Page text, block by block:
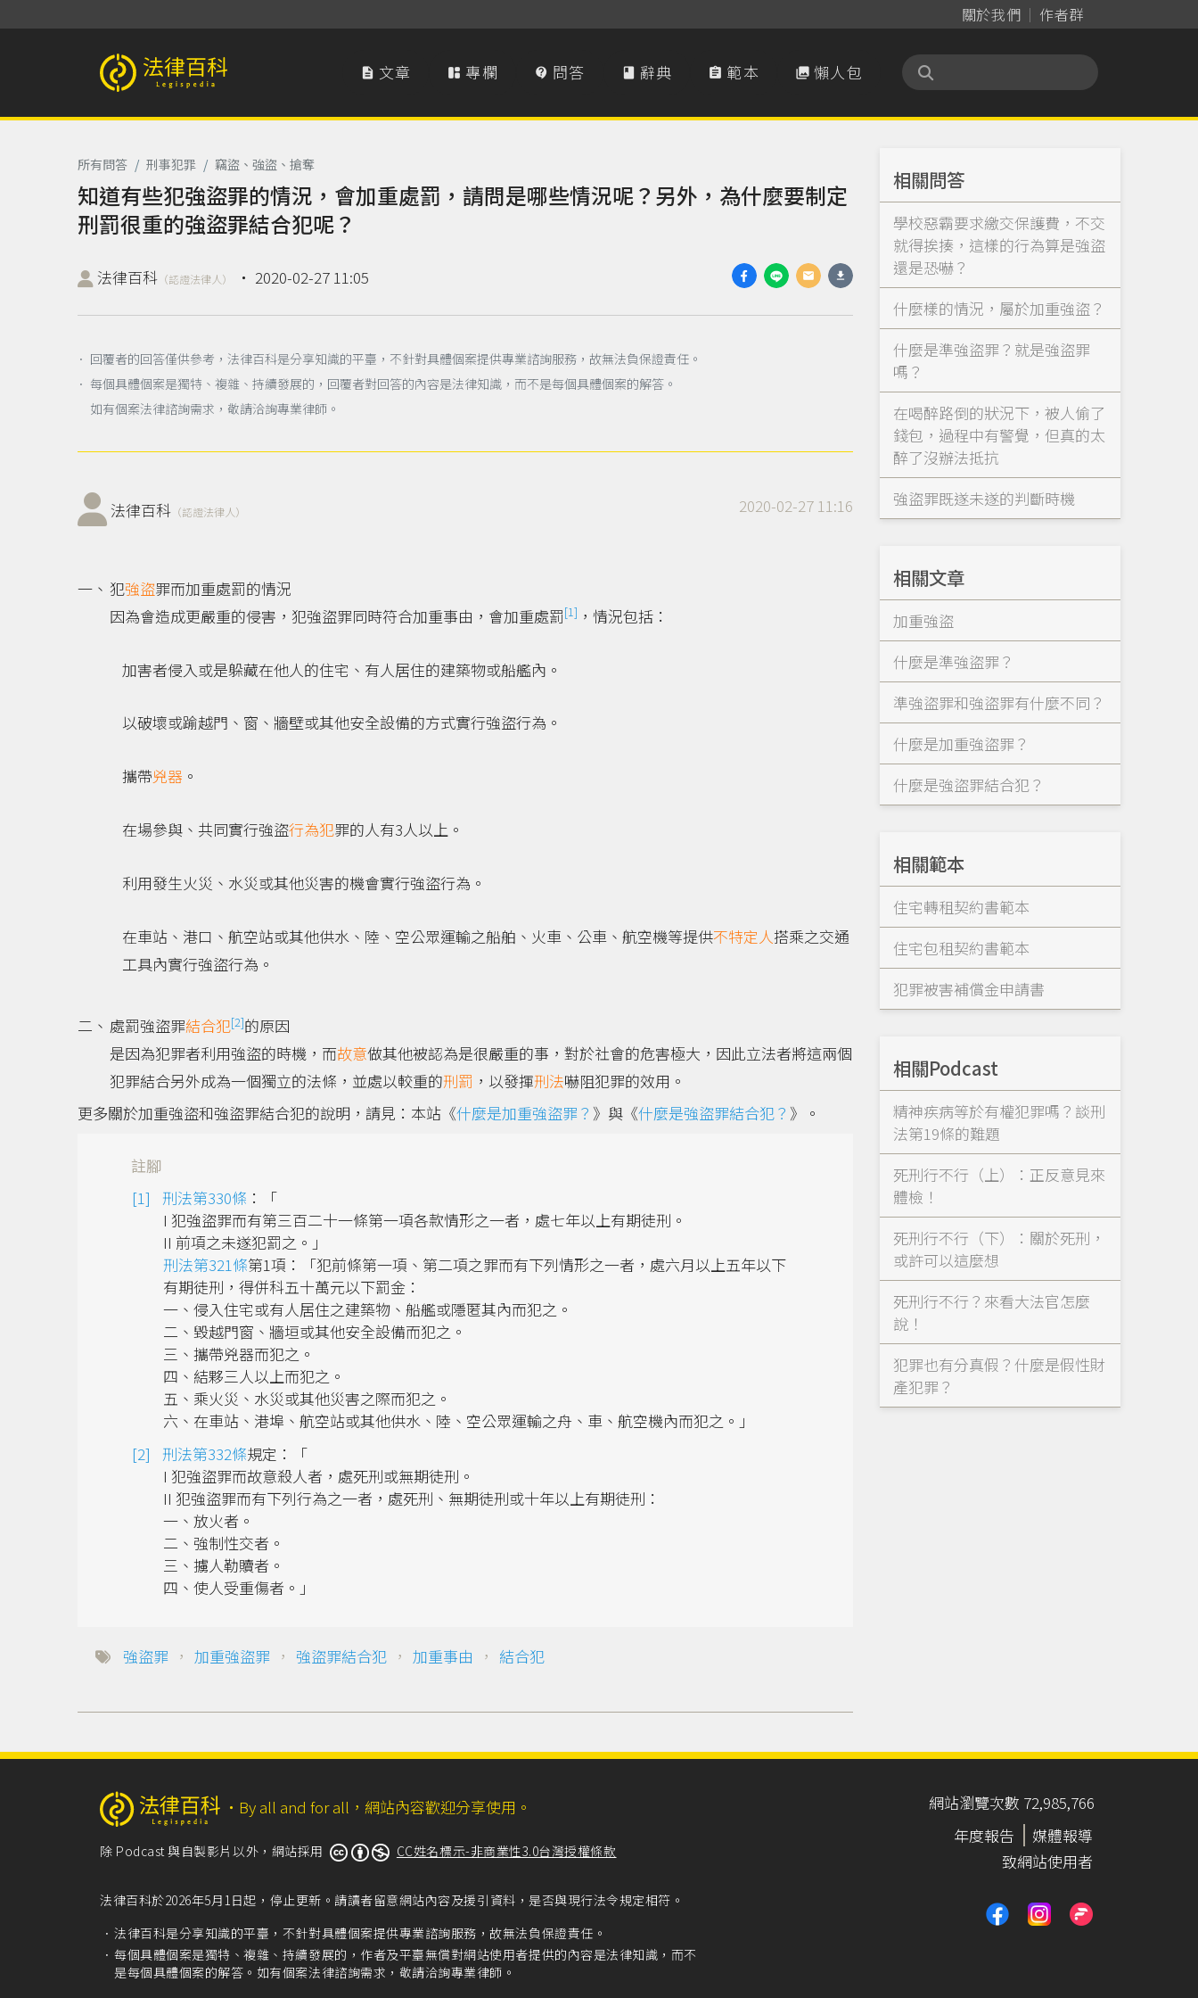
關於我們 作者群
法律百科 Legispedia  文章  專欄  問答  辭典  範本  懶人包
所有問答 / 刑事犯罪 / 竊盜、強盜、搶奪
知道有些犯強盜罪的情況，會加重處罰，請問是哪些情況呢？另外，為什麼要制定
刑罰很重的強盜罪結合犯呢？
法律百科 （認證法律人） ‧ 2020-02-27 11:05
． 回覆者的回答僅供參考，法律百科是分享知識的平臺，不針對具體個案提供專業諮詢服務，故無法負保證責任。
． 每個具體個案是獨特、複雜、持續發展的，回覆者對回答的內容是法律知識，而不是每個具體個案的解答。
如有個案法律諮詢需求，敬請洽詢專業律師。
法律百科 （認證法律人） 2020-02-27 11:16
犯強盜罪而加重處罰的情況
因為會造成更嚴重的侵害，犯強盜罪同時符合加重事由，會加重處罰[1] ，情況包括：
加害者侵入或是躲藏在他人的住宅、有人居住的建築物或船艦內。
以破壞或踰越門、窗、牆壁或其他安全設備的方式實行強盜行為。
攜帶兇器 。
在場參與、共同實行強盜行為犯罪的人有3人以上。
利用發生火災、水災或其他災害的機會實行強盜行為。
在車站、港口、航空站或其他供水、陸、空公眾運輸之船舶、火車、公車、航空機等提供不特定人搭乘之交通
工具內實行強盜行為。
處罰強盜罪結合犯[2]的原因
是因為犯罪者利用強盜的時機，而故意做其他被認為是很嚴重的事，對於社會的危害極大，因此立法者將這兩個
犯罪結合另外成為一個獨立的法條，並處以較重的刑罰 ，以發揮刑法嚇阻犯罪的效用。
更多關於加重強盜和強盜罪結合犯的說明，請見：本站《什麼是加重強盜罪？ 》與《什麼是強盜罪結合犯？ 》。
註腳
刑法第330條 ：「
I 犯強盜罪而有第三百二十一條第一項各款情形之一者，處七年以上有期徒刑。
II 前項之未遂犯罰之。」
刑法第321條第1項：「犯前條第一項、第二項之罪而有下列情形之一者，處六月以上五年以下
有期徒刑，得併科五十萬元以下罰金：
一、侵入住宅或有人居住之建築物、船艦或隱匿其內而犯之。
二、毀越門窗、牆垣或其他安全設備而犯之。
三、攜帶兇器而犯之。
四、結夥三人以上而犯之。
五、乘火災、水災或其他災害之際而犯之。
六、在車站、港埠、航空站或其他供水、陸、空公眾運輸之舟、車、航空機內而犯之。」
刑法第332條規定：「
I 犯強盜罪而故意殺人者，處死刑或無期徒刑。
II 犯強盜罪而有下列行為之一者，處死刑、無期徒刑或十年以上有期徒刑：
一、放火者。
二、強制性交者。
三、擄人勒贖者。
四、使人受重傷者。」
強盜罪 ， 加重強盜罪 ， 強盜罪結合犯 ， 加重事由 ， 結合犯
相關問答
學校惡霸要求繳交保護費，不交
就得挨揍，這樣的行為算是強盜
還是恐嚇？
什麼樣的情況，屬於加重強盜？
什麼是準強盜罪？就是強盜罪
嗎？
在喝醉路倒的狀況下，被人偷了
錢包，過程中有警覺，但真的太
醉了沒辦法抵抗
強盜罪既遂未遂的判斷時機
相關文章
加重強盜
什麼是準強盜罪？
準強盜罪和強盜罪有什麼不同？
什麼是加重強盜罪？
什麼是強盜罪結合犯？
相關範本
住宅轉租契約書範本
住宅包租契約書範本
犯罪被害補償金申請書
相關Podcast
精神疾病等於有權犯罪嗎？談刑
法第19條的難題
死刑行不行（上）：正反意見來
體檢！
死刑行不行（下）：關於死刑，
或許可以這麼想
死刑行不行？來看大法官怎麼
說！
犯罪也有分真假？什麼是假性財
產犯罪？
‧ By all and for all，網站內容歡迎分享使用。
除 Podcast 與自製影片以外，網站採用 CC姓名標示-非商業性3.0台灣授權條款
法律百科於2026年5月1日起，停止更新。請讀者留意網站內容及援引資料，是否與現行法令規定相符。
法律百科是分享知識的平臺，不針對具體個案提供專業諮詢服務，故無法負保證責任。
每個具體個案是獨特、複雜、持續發展的，作者及平臺無償對網站使用者提供的內容是法律知識，而不
是每個具體個案的解答。如有個案法律諮詢需求，敬請洽詢專業律師。
網站瀏覽次數 72,985,766
年度報告
媒體報導
致網站使用者